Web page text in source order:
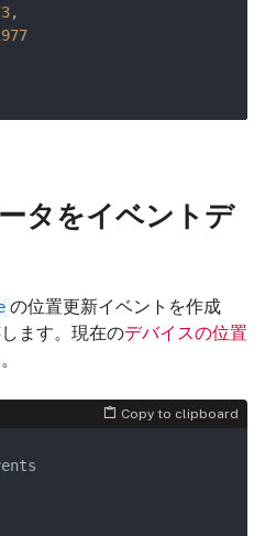
,
タをイベントデ
の位置更新イベントを作成
ます。現在のデバイスの位置
Copy to clipboard